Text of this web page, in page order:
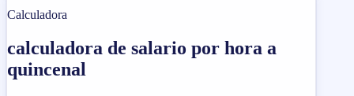
Calculadora
calculadora de salario por hora a
quincenal